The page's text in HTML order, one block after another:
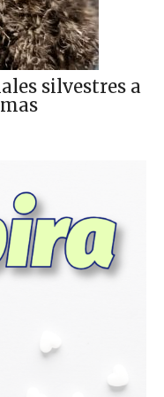
silvestres a